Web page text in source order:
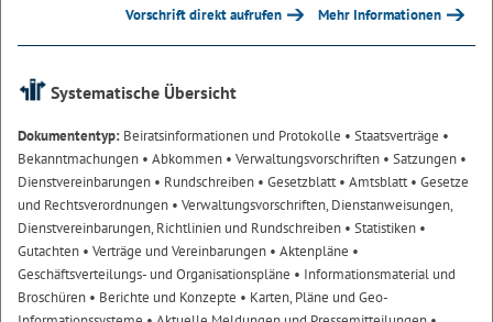
Vorschrift direkt aufrufen Mehr Informationen
Systematische Übersicht
Dokumententyp: Beiratsinformationen und Protokolle • Staatsverträge •
Bekanntmachungen • Abkommen • Verwaltungsvorschriften • Satzungen •
Dienstvereinbarungen • Rundschreiben • Gesetzblatt• Amtsblatt• Gesetze
und Rechtsverordnungen • Verwaltungsvorschriften, Dienstanweisungen,
Dienstvereinbarungen, Richtlinien und Rundschreiben • Statistiken •
Gutachten • Verträge und Vereinbarungen • Aktenpläne •
Geschäftsverteilungs- und Organisationspläne • Informationsmaterial und
Broschüren • Berichte und Konzepte • Karten, Pläne und Geo-